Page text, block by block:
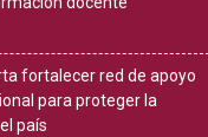
fortalecer red de apoyo
para proteger la
país